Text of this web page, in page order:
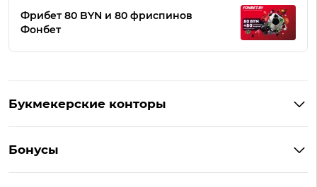
Фрибет 80 BYN и 80 фриспинов
Фонбет
Букмекерские конторы
Букмекеры на Андроид
Бонусы